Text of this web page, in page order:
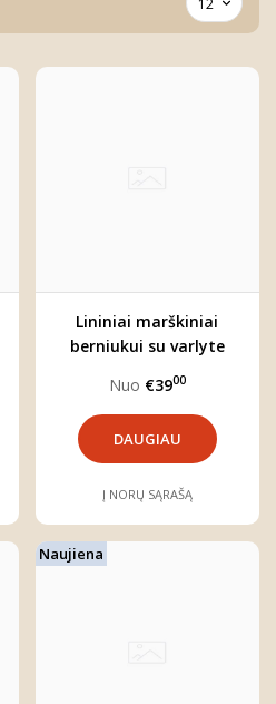
Lininiai marškiniai
berniukui su varlyte
Nuo €3900
DAUGIAU
Į NORŲ SĄRAŠĄ
Naujiena